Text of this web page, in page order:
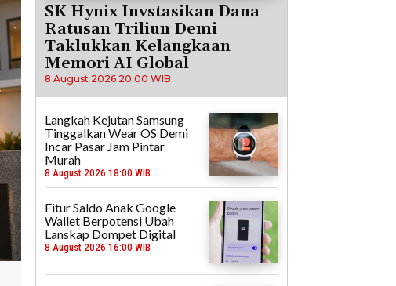
SK Hynix Invstasikan Dana
Ratusan Triliun Demi
Taklukkan Kelangkaan
Memori AI Global
8 August 2026 20:00 WIB
Langkah Kejutan Samsung
Tinggalkan Wear OS Demi
Incar Pasar Jam Pintar
Murah
8 August 2026 18:00 WIB
Fitur Saldo Anak Google
Wallet Berpotensi Ubah
Lanskap Dompet Digital
8 August 2026 16:00 WIB